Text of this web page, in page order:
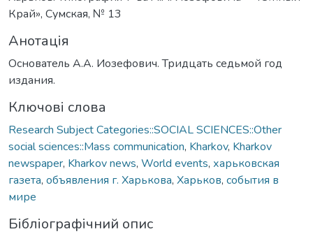
Край», Сумская, № 13
Анотація
Основатель А.А. Иозефович. Тридцать седьмой год
издания.
Ключові слова
Research Subject Categories::SOCIAL SCIENCES::Other
social sciences::Mass communication, Kharkov, Kharkov
newspaper, Kharkov news, World events, харьковская
газета, объявления г. Харькова, Харьков, события в
мире
Бібліографічний опис